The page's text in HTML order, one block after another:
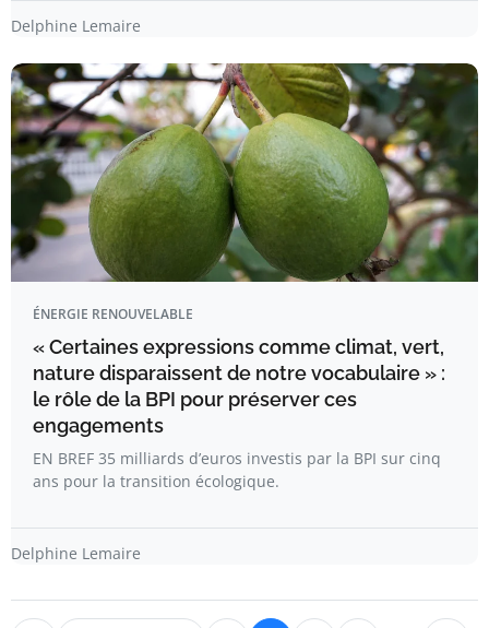
Delphine Lemaire
ÉNERGIE RENOUVELABLE
« Certaines expressions comme climat, vert,
nature disparaissent de notre vocabulaire » :
le rôle de la BPI pour préserver ces
engagements
EN BREF 35 milliards d’euros investis par la BPI sur cinq
ans pour la transition écologique.
Delphine Lemaire